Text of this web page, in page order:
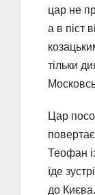
цар не
а в піст
тільки
Цар
Теофан
їде
до